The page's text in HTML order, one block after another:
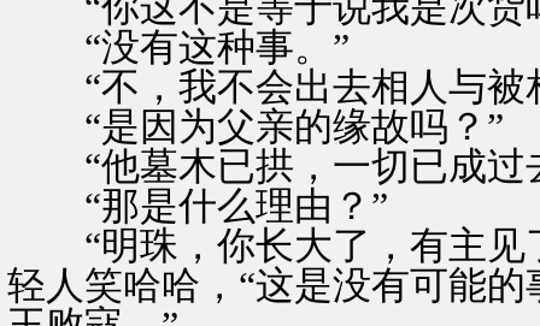
“没有这种事。”
“不，我不会出去相人与被
“是因为父亲的缘故吗？”
“他墓木已拱，一切已成过
“那是什么理由？”
“明珠，你长大了，有主见
轻人笑哈哈，“这是没有可能